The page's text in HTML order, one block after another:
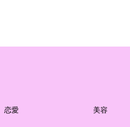
恋愛 美容